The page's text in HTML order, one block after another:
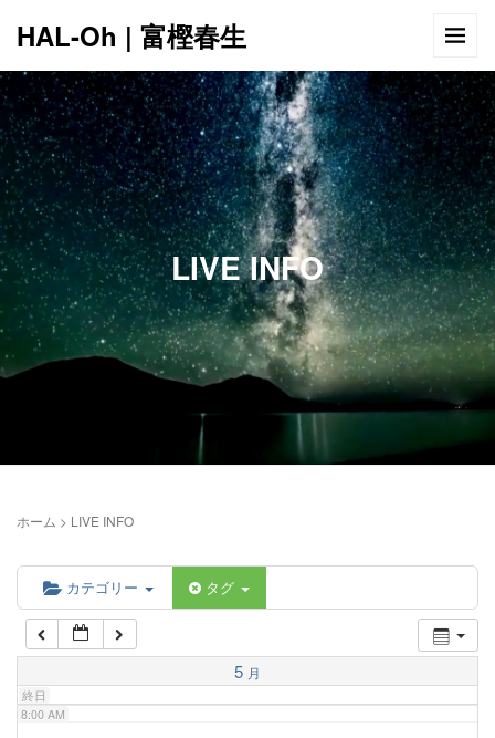
HAL-Oh | 富樫春生
LIVE INFO
ホーム > LIVE INFO
カテゴリー タグ
5 月
終日
12:00 AM
1:00 AM
2:00 AM
5:00 AM
6:00 AM
7:00 AM
8:00 AM